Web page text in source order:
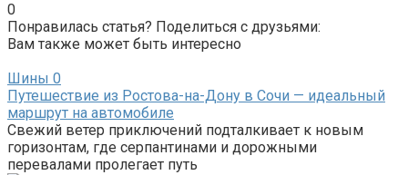
0
Понравилась статья? Поделиться с друзьями:
Вам также может быть интересно
Шины 0
Путешествие из Ростова-на-Дону в Сочи — идеальный
маршрут на автомобиле
Свежий ветер приключений подталкивает к новым
горизонтам, где серпантинами и дорожными
перевалами пролегает путь